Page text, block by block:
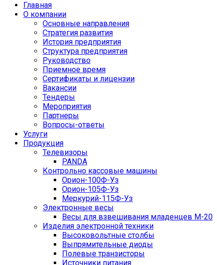
Главная
О компании
Основные направления
Стратегия развития
История предприятия
Структура предприятия
Руководство
Приемное время
Сертификаты и лицензии
Вакансии
Тендеры
Мероприятия
Партнеры
Вопросы-ответы
Услуги
Продукция
Телевизоры
PANDA
Контрольно кассовые машины
Орион-100Ф-Уз
Орион-105Ф-Уз
Меркурий-115Ф-Уз
Электронные весы
Весы для взвешивания младенцев М-20
Изделия электронной техники
Высоковольтные столбы
Выпрямительные диоды
Полевые транзисторы
Источники питания